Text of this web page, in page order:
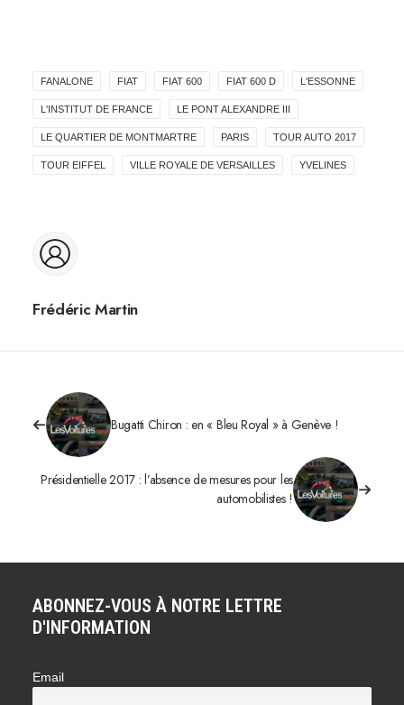
FANALONE FIAT FIAT 600 FIAT 600 D L'ESSONNE
L'INSTITUT DE FRANCE LE PONT ALEXANDRE III
LE QUARTIER DE MONTMARTRE PARIS TOUR AUTO 2017
TOUR EIFFEL VILLE ROYALE DE VERSAILLES YVELINES
Frédéric Martin
Bugatti Chiron : en « Bleu Royal » à Genève !
Présidentielle 2017 : l’absence de mesures pour les
automobilistes !
ABONNEZ-VOUS À NOTRE LETTRE
D'INFORMATION
Email